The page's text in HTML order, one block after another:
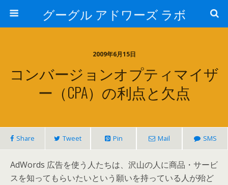
グーグル アドワーズ ラボ
2009年6月15日
コンバージョンオプティマイザ
ー（CPA）の利点と欠点
Share Tweet Pin Mail SMS
AdWords 広告を使う人たちは、沢山の人に商品・サービ
スを知ってもらいたいという願いを持っている人が殆ど